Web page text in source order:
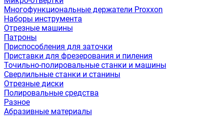
Многофункциональные держатели Proxxon
Наборы инструмента
Отрезные машины
Патроны
Приспособления для заточки
Приставки для фрезерования и пиления
Точильно-полировальные станки и машины
Сверлильные станки и станины
Отрезные диски
Полировальные средства
Разное
Абразивные материалы